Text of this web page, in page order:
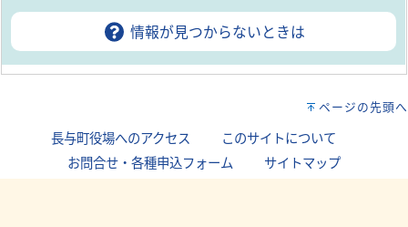
情報が見つからないときは
ページの先頭へ
長与町役場へのアクセス このサイトについて
お問合せ・各種申込フォーム
サイトマップ